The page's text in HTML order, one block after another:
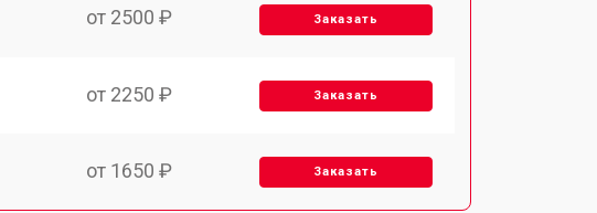
от 2500 ₽ Заказать
от 2250 ₽ Заказать
от 1650 ₽ Заказать